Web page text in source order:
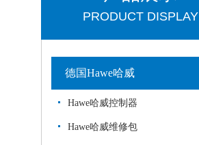
PRODUCT DISPLAY
德国Hawe哈威
Hawe哈威控制器
Hawe哈威维修包